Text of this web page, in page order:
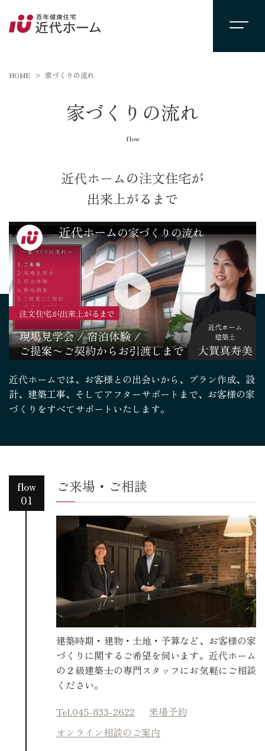
HOME 家づくりの流れ
家づくりの流れ
flow
近代ホームの注文住宅が
出来上がるまで
近代ホームでは、お客様との出会いから、プラン作成、設
計、建築工事、そしてアフターサポートまで、 お客様の家
づくりをすべてサポートいたします。
flow
01
ご来場・ご相談
建築時期・建物・土地・予算など、お客様の家
づくりに関するご希望を伺います。近代ホーム
の２級建築士の専門スタッフにお気軽にご相談
ください。
Tel.045-833-2622
来場予約
オンライン相談のご案内